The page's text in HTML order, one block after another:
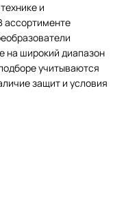
и
ассортименте
на широкий диапазон
учитываются
защит и условия